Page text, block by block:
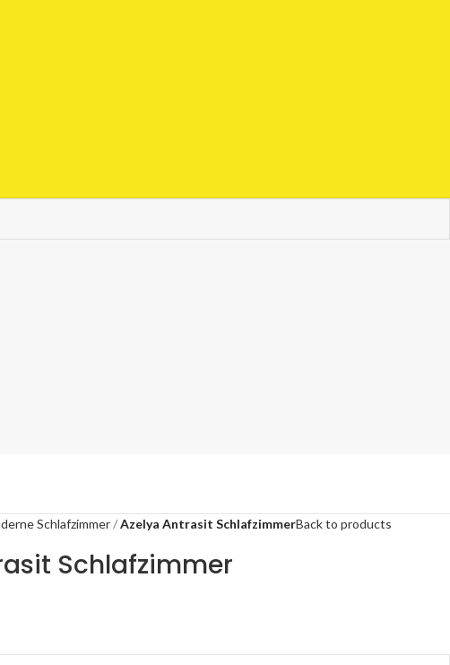
Schlafzimmer Azelya Antrasit SchlafzimmerBack to products
Schlafzimmer